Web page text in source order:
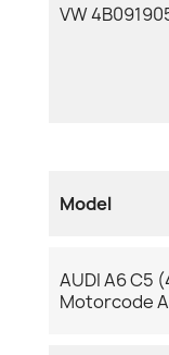
VW
Model
AUDI A6 C5
Motorcode